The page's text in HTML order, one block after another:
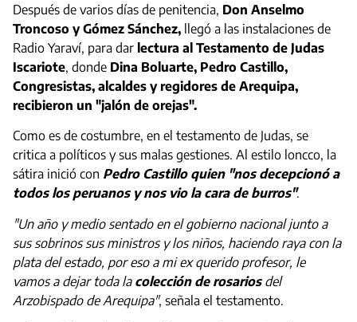
Después de varios días de penitencia, Don Anselmo
Troncoso y Gómez Sánchez, llegó a las instalaciones de
Radio Yaraví, para dar lectura al Testamento de Judas
Iscariote, donde Dina Boluarte, Pedro Castillo,
Congresistas, alcaldes y regidores de Arequipa,
recibieron un "jalón de orejas".
Como es de costumbre, en el testamento de Judas, se
critica a políticos y sus malas gestiones. Al estilo loncco, la
sátira inició con Pedro Castillo quien "nos decepcionó a
todos los peruanos y nos vio la cara de burros".
"Un año y medio sentado en el gobierno nacional junto a
sus sobrinos sus ministros y los niños, haciendo raya con la
plata del estado, por eso a mi ex querido profesor, le
vamos a dejar toda la colección de rosarios del
Arzobispado de Arequipa", señala el testamento.